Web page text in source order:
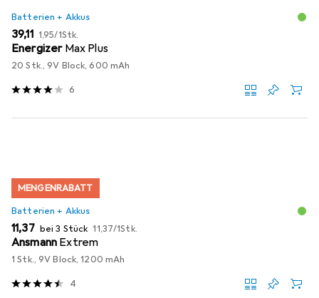
Batterien + Akkus
EUR
39,11 EUR
1,95/1Stk.
Energizer Max Plus
20 Stk., 9V Block, 600 mAh
6
MENGENRABATT
Batterien + Akkus
EUR
11,37 bei 3 Stück EUR
11,37/1Stk.
Ansmann Extrem
1 Stk., 9V Block, 1200 mAh
4